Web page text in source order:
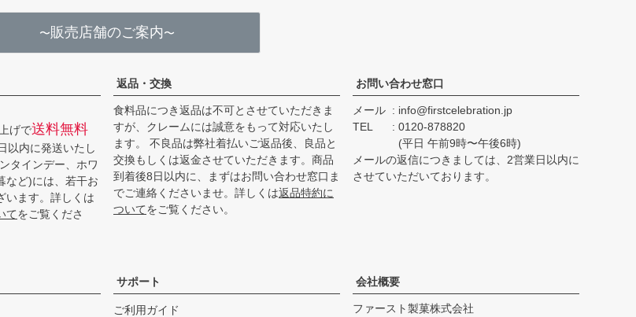
〜販売店舗のご案内〜
げで送料無料
以内に発送いたし
タインデー、ホワ
など)には、若干お
います。詳しくは
てをご覧くださ
返品・交換
食料品につき返品は不可とさせていただきま
すが、クレームには誠意をもって対応いたし
ます。 不良品は弊社着払いご返品後、良品と
交換もしくは返金させていただきます。商品
到着後8日以内に、まずはお問い合わせ窓口ま
でご連絡くださいませ。詳しくは返品特約に
ついてをご覧ください。
お問い合わせ窓口
メール
info@firstcelebration.jp
TEL
0120-878820
(平日 午前9時〜午後6時)
メールの返信につきましては、2営業日以内に
させていただいております。
サポート
ご利用ガイド
会社概要
ファースト製菓株式会社